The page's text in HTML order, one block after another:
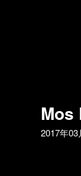
Mos
2017年03